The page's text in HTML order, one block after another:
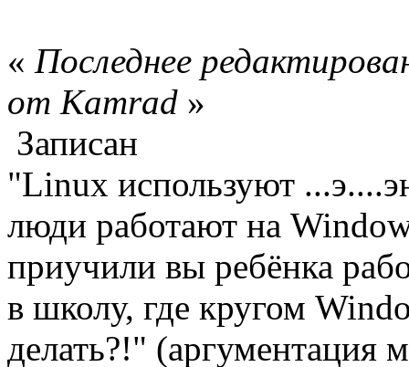
« Последнее
от Kamrad »
Записан
"Linux используют
люди работают на
приучили вы ребёнка
в школу, где кругом
делать?!" (аргументация